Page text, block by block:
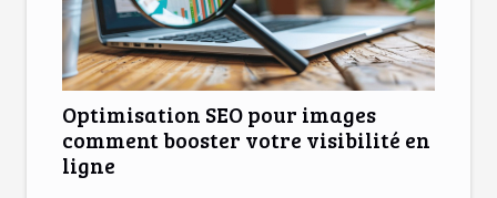
Optimisation SEO pour images
comment booster votre visibilité en
ligne